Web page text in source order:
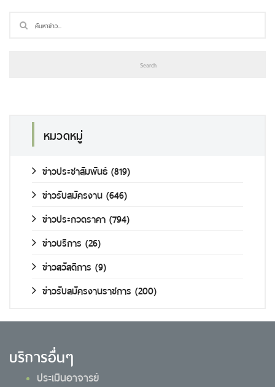
หมวดหมู่
ข่าวประชาสัมพันธ์ (819)
ข่าวรับสมัครงาน (646)
ข่าวประกวดราคา (794)
ข่าวบริการ (26)
ข่าวสวัสดิการ (9)
ข่าวรับสมัครงานราชการ (200)
บริการอื่นๆ
ประเมินอาจารย์